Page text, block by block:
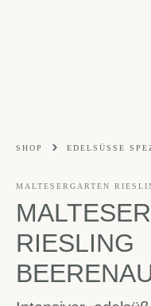
SHOP EDELSÜSSE
MALTESERGARTEN
RIESLING